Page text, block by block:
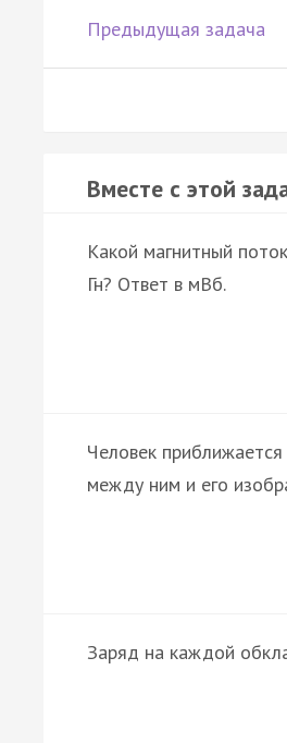
Предыдущая задача
Вместе с этой
Какой магнитный
Гн? Ответ в мВб.
Человек
между ним и его
Заряд на каждой